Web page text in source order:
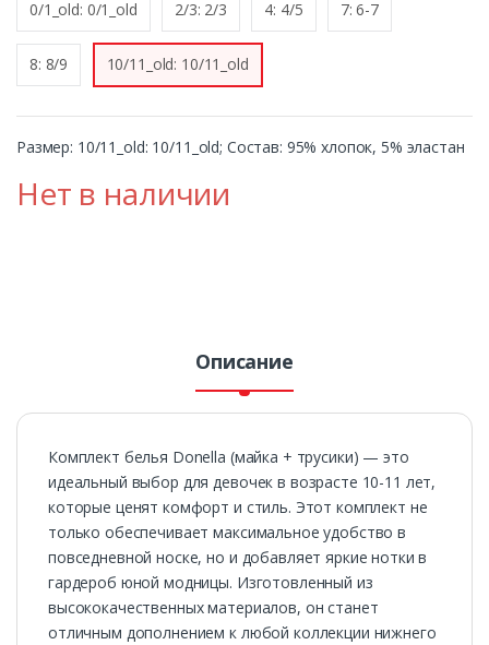
0/1_old: 0/1_old 2/3: 2/3 4: 4/5 7: 6-7
8: 8/9 10/11_old: 10/11_old
Размер: 10/11_old: 10/11_old; Состав: 95% хлопок, 5% эластан
Нет в наличии
Описание
Комплект белья Donella (майка + трусики) — это
идеальный выбор для девочек в возрасте 10-11 лет,
которые ценят комфорт и стиль. Этот комплект не
только обеспечивает максимальное удобство в
повседневной носке, но и добавляет яркие нотки в
гардероб юной модницы. Изготовленный из
высококачественных материалов, он станет
отличным дополнением к любой коллекции нижнего